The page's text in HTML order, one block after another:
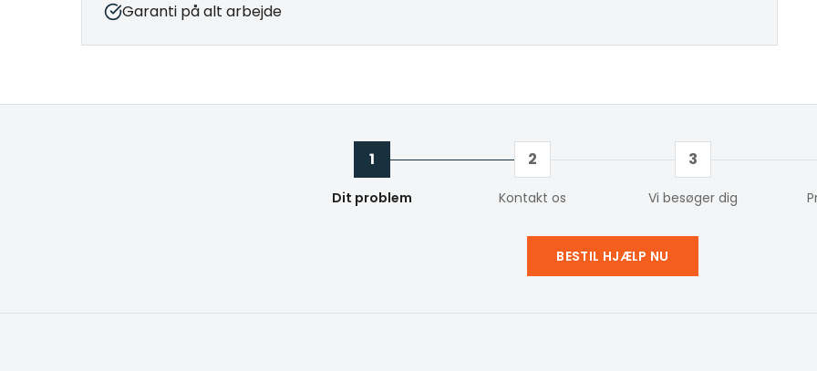
Garanti på alt arbejde
1
Dit problem
2
Kontakt os
3
Vi besøger dig
BESTIL HJÆLP NU